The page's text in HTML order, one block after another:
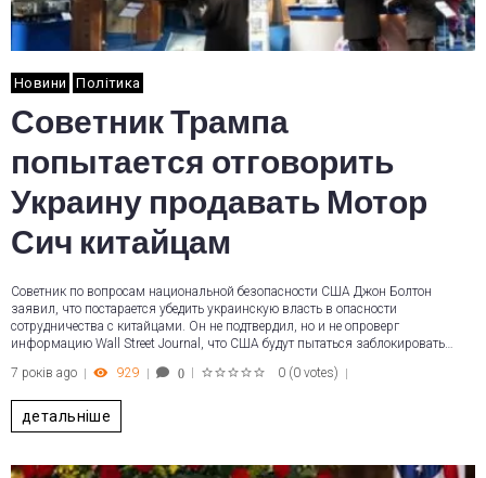
Новини Політика
Советник Трампа
попытается отговорить
Украину продавать Мотор
Сич китайцам
Советник по вопросам национальной безопасности США Джон Болтон
заявил, что постарается убедить украинскую власть в опасности
сотрудничества с китайцами. Он не подтвердил, но и не опроверг
информацию Wall Street Journal, что США будут пытаться заблокировать…
7 років ago
929 0 0 (0 votes)
детальніше